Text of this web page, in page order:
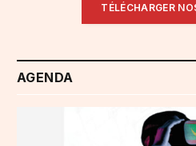
TÉLÉCHARGER
AGENDA